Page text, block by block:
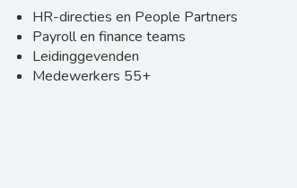
HR-directies en People Partners
Payroll en finance teams
Leidinggevenden
Medewerkers 55+